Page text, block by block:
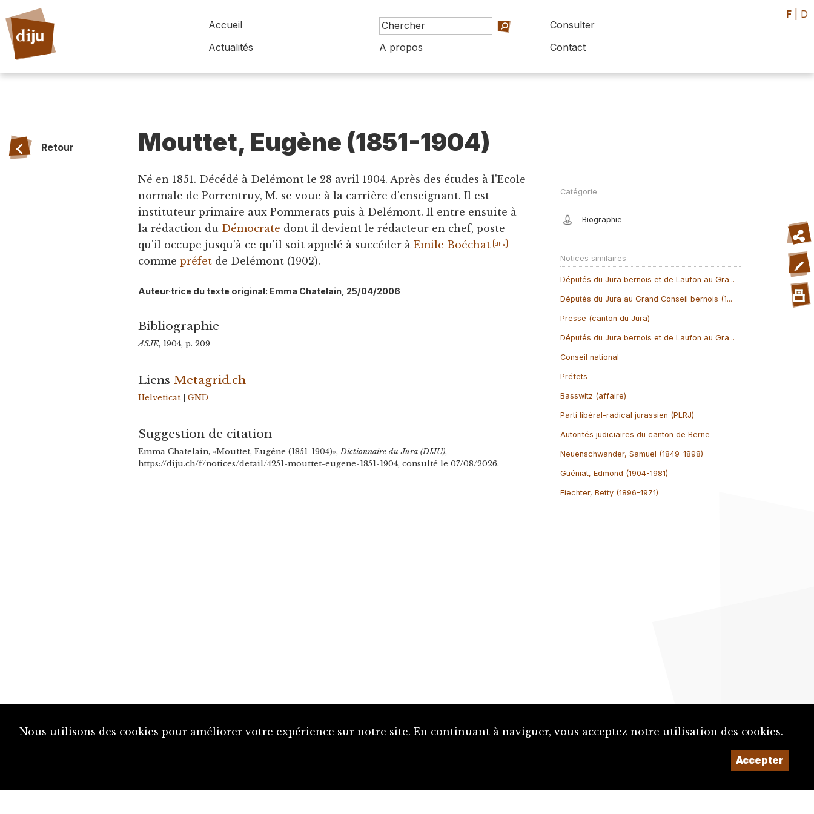
Accueil
Consulter
Actualités
A propos Contact
F D
Retour Mouttet, Eugène (1851-1904)
Né en 1851. Décédé à Delémont le 28 avril 1904. Après des études à l'Ecole
normale de Porrentruy, M. se voue à la carrière d'enseignant. Il est
instituteur primaire aux Pommerats puis à Delémont. Il entre ensuite à
la rédaction du Démocrate dont il devient le rédacteur en chef, poste
qu'il occupe jusqu'à ce qu'il soit appelé à succéder àEmile Boéchat dhs
commepréfet de Delémont (1902).
Auteur·trice du texte original: Emma Chatelain, 25/04/2006
Bibliographie
ASJE, 1904, p. 209
LiensMetagrid.ch
Helveticat |GND
Suggestion de citation
Emma Chatelain, «Mouttet, Eugène (1851-1904)»,Dictionnaire du Jura (DIJU),
https://diju.ch/f/notices/detail/4251-mouttet-eugene-1851-1904, consulté le 07/08/2026.
Catégorie
Biographie
Notices similaires
Députés du Jura bernois et de Laufon au Gra...
Députés du Jura au Grand Conseil bernois (1...
Presse (canton du Jura)
Députés du Jura bernois et de Laufon au Gra...
Conseil national
Préfets
Basswitz (affaire)
Parti libéral-radical jurassien (PLRJ)
Autorités judiciaires du canton de Berne
Neuenschwander, Samuel (1849-1898)
Guéniat, Edmond (1904-1981)
Fiechter, Betty (1896-1971)
Nous utilisons des cookies pour améliorer votre expérience sur notre site. En continuant à naviguer, vous acceptez notre utilisation des cookies.
Accepter